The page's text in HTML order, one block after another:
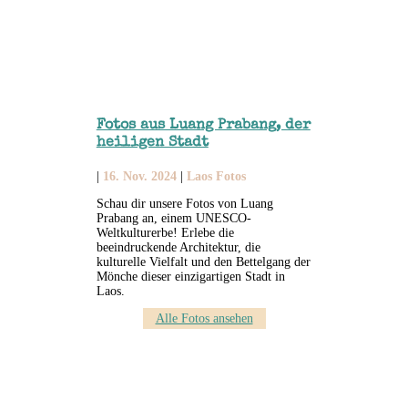
Fotos aus Luang Prabang, der
heiligen Stadt
16. Nov. 2024
Laos Fotos
Schau dir unsere Fotos von Luang
Prabang an, einem UNESCO-
Weltkulturerbe! Erlebe die
beeindruckende Architektur, die
kulturelle Vielfalt und den Bettelgang der
Mönche dieser einzigartigen Stadt in
Laos.
Alle Fotos ansehen